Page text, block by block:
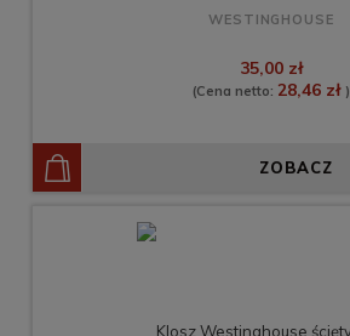
WESTINGHOUSE
35,00 zł
(Cena netto: 28,46 zł )
ZOBACZ